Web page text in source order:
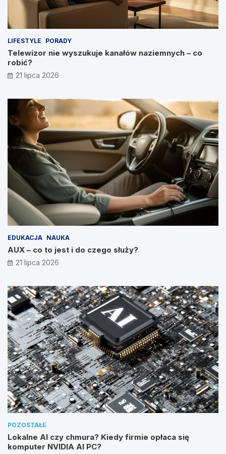
LIFESTYLE PORADY
Telewizor nie wyszukuje kanałów naziemnych – co
robić?
21 lipca 2026
EDUKACJA NAUKA
AUX – co to jest i do czego służy?
21 lipca 2026
POZOSTAŁE
Lokalne AI czy chmura? Kiedy firmie opłaca się
komputer NVIDIA AI PC?